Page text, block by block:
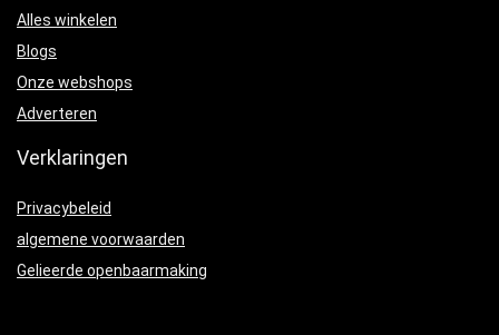
Alles winkelen
Blogs
Onze webshops
Adverteren
Verklaringen
Privacybeleid
algemene voorwaarden
Gelieerde openbaarmaking